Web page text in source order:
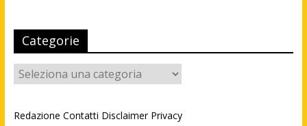
Categorie
Categorie
Redazione Contatti Disclaimer Privacy